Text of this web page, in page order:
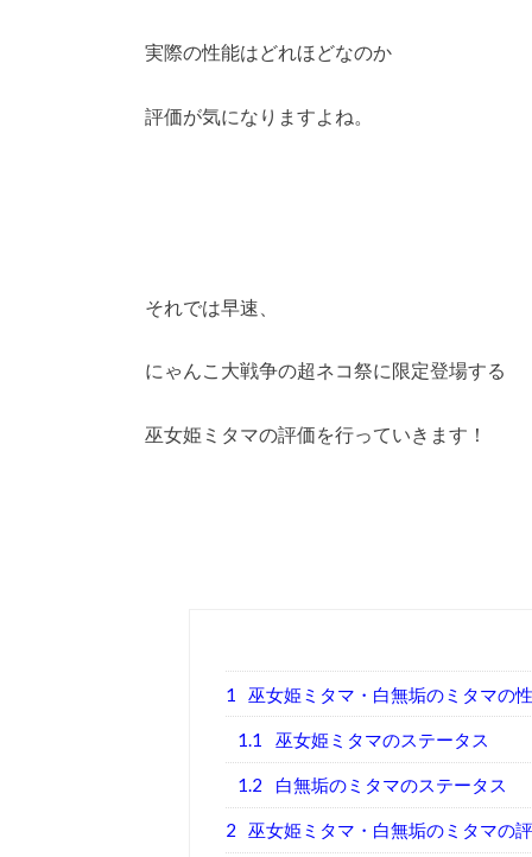
実際の性能はどれほどなのか
評価が気になりますよね。
それでは早速、
にゃんこ大戦争の超ネコ祭に限定登場する
巫女姫ミタマの評価を行っていきます！
1 巫女姫ミタマ・白無垢のミタマの
1.1 巫女姫ミタマのステータス
1.2 白無垢のミタマのステータス
2 巫女姫ミタマ・白無垢のミタマの